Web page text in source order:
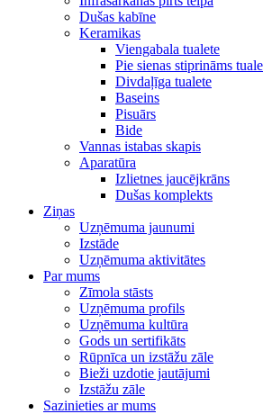
Dušas kabīne
Keramikas
Viengabala tualete
Pie sienas stiprināms
Divdaļīga tualete
Baseins
Pisuārs
Bide
Vannas istabas skapis
Aparatūra
Izlietnes jaucējkrāns
Dušas komplekts
Ziņas
Uzņēmuma jaunumi
Izstāde
Uzņēmuma aktivitātes
Par mums
Zīmola stāsts
Uzņēmuma profils
Uzņēmuma kultūra
Gods un sertifikāts
Rūpnīca un izstāžu zāle
Bieži uzdotie jautājumi
Izstāžu zāle
Sazinieties ar mums